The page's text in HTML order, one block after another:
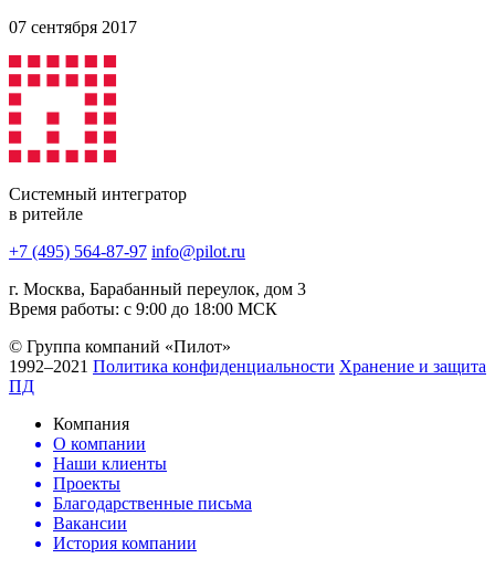
07 сентября 2017
Системный интегратор
в ритейле
+7 (495) 564-87-97 info@pilot.ru
г. Москва, Барабанный переулок, дом 3
Время работы: с 9:00 до 18:00 МСК
© Группа компаний «Пилот»
1992–2021 Политика конфиденциальности Хранение и защита
ПД
Компания
О компании
Наши клиенты
Проекты
Благодарственные письма
Вакансии
История компании